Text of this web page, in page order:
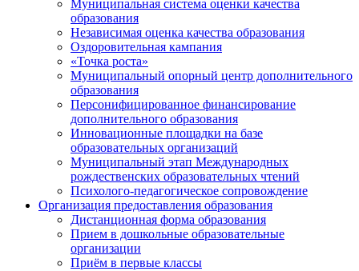
Муниципальная система оценки качества
образования
Независимая оценка качества образования
Оздоровительная кампания
«Точка роста»
Муниципальный опорный центр дополнительного
образования
Персонифицированное финансирование
дополнительного образования
Инновационные площадки на базе
образовательных организаций
Муниципальный этап Международных
рождественских образовательных чтений
Психолого-педагогическое сопровождение
Организация предоставления образования
Дистанционная форма образования
Прием в дошкольные образовательные
организации
Приём в первые классы